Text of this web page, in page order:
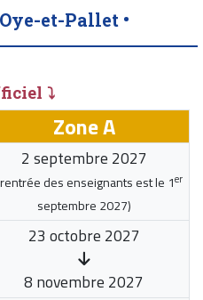
et-Pallet •
⤵
Zone A
2 septembre 2027
des enseignants est le 1er
septembre 2027)
23 octobre 2027
8 novembre 2027